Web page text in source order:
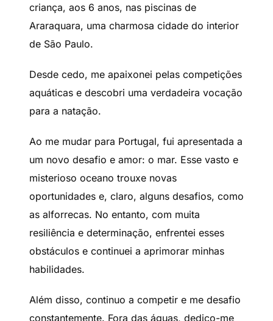
criança, aos 6 anos, nas piscinas de
Araraquara, uma charmosa cidade do interior
de São Paulo.
Desde cedo, me apaixonei pelas competições
aquáticas e descobri uma verdadeira vocação
para a natação.
Ao me mudar para Portugal, fui apresentada a
um novo desafio e amor: o mar. Esse vasto e
misterioso oceano trouxe novas
oportunidades e, claro, alguns desafios, como
as alforrecas. No entanto, com muita
resiliência e determinação, enfrentei esses
obstáculos e continuei a aprimorar minhas
habilidades.
Além disso, continuo a competir e me desafio
constantemente. Fora das águas, dedico-me